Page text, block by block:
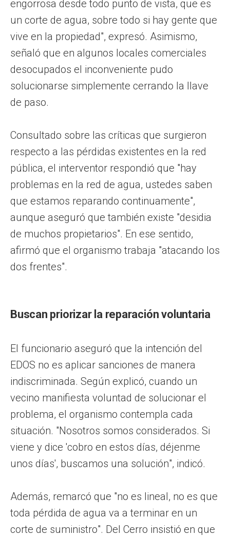
engorrosa desde todo punto de vista, que es
un corte de agua, sobre todo si hay gente que
vive en la propiedad", expresó. Asimismo,
señaló que en algunos locales comerciales
desocupados el inconveniente pudo
solucionarse simplemente cerrando la llave
de paso.
Consultado sobre las críticas que surgieron
respecto a las pérdidas existentes en la red
pública, el interventor respondió que "hay
problemas en la red de agua, ustedes saben
que estamos reparando continuamente",
aunque aseguró que también existe "desidia
de muchos propietarios". En ese sentido,
afirmó que el organismo trabaja "atacando los
dos frentes".
Buscan priorizar la reparación voluntaria
El funcionario aseguró que la intención del
EDOS no es aplicar sanciones de manera
indiscriminada. Según explicó, cuando un
vecino manifiesta voluntad de solucionar el
problema, el organismo contempla cada
situación. "Nosotros somos considerados. Si
viene y dice 'cobro en estos días, déjenme
unos días', buscamos una solución", indicó.
Además, remarcó que "no es lineal, no es que
toda pérdida de agua va a terminar en un
corte de suministro". Del Cerro insistió en que